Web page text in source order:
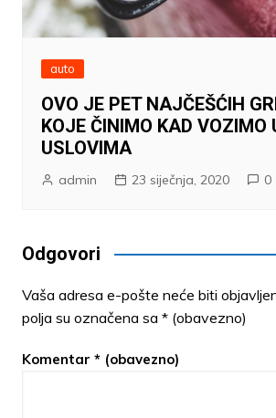
auto
OVO JE PET NAJČEŠĆIH
KOJE ČINIMO KAD VOZIMO
USLOVIMA
admin 23 siječnja, 2020 0
Odgovori
Vaša adresa e-pošte neće biti
polja su označena sa * (obavezno)
Komentar * (obavezno)